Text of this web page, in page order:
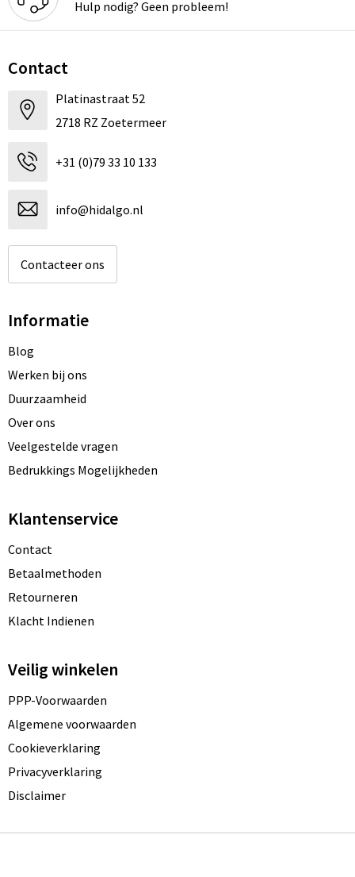
Hulp nodig? Geen probleem!
Contact
Platinastraat 52
2718 RZ Zoetermeer
+31 (0)79 33 10 133
info@hidalgo.nl
Contacteer ons
Informatie
Blog
Werken bij ons
Duurzaamheid
Over ons
Veelgestelde vragen
Bedrukkings Mogelijkheden
Klantenservice
Contact
Betaalmethoden
Retourneren
Klacht Indienen
Veilig winkelen
PPP-Voorwaarden
Algemene voorwaarden
Cookieverklaring
Privacyverklaring
Disclaimer